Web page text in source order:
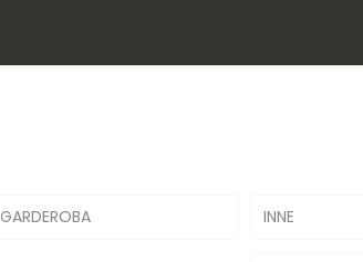
GARDEROBA INNE